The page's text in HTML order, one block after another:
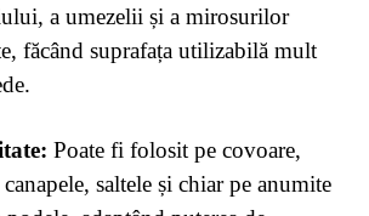
a umezelii și a mirosurilor
făcând suprafața utilizabilă mult
Poate fi folosit pe covoare,
saltele și chiar pe anumite